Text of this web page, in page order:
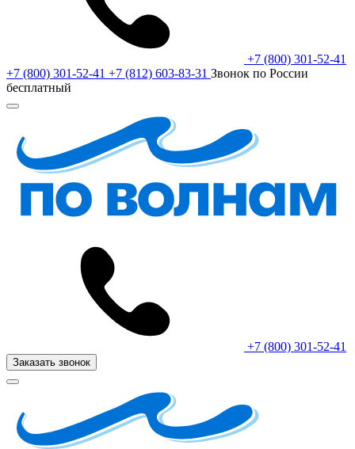
+7 (800) 301-52-41
+7 (800) 301-52-41 +7 (812) 603-83-31 Звонок по России
бесплатный
+7 (800) 301-52-41
Заказать звонок